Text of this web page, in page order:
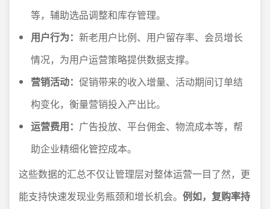
等，辅助选品调整和库存管理。
用户行为： 新老用户比例、用户留存率、会员增长
情况，为用户运营策略提供数据支撑。
营销活动： 促销带来的收入增量、活动期间订单结
构变化，衡量营销投入产出比。
运营费用： 广告投放、平台佣金、物流成本等，帮
助企业精细化管控成本。
这些数据的汇总不仅让管理层对整体运营一目了然，更
能支持快速发现业务瓶颈和增长机会。 例如，复购率持